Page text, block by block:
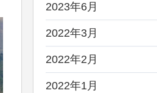
2023年6月
2022年3月
2022年2月
2022年1月